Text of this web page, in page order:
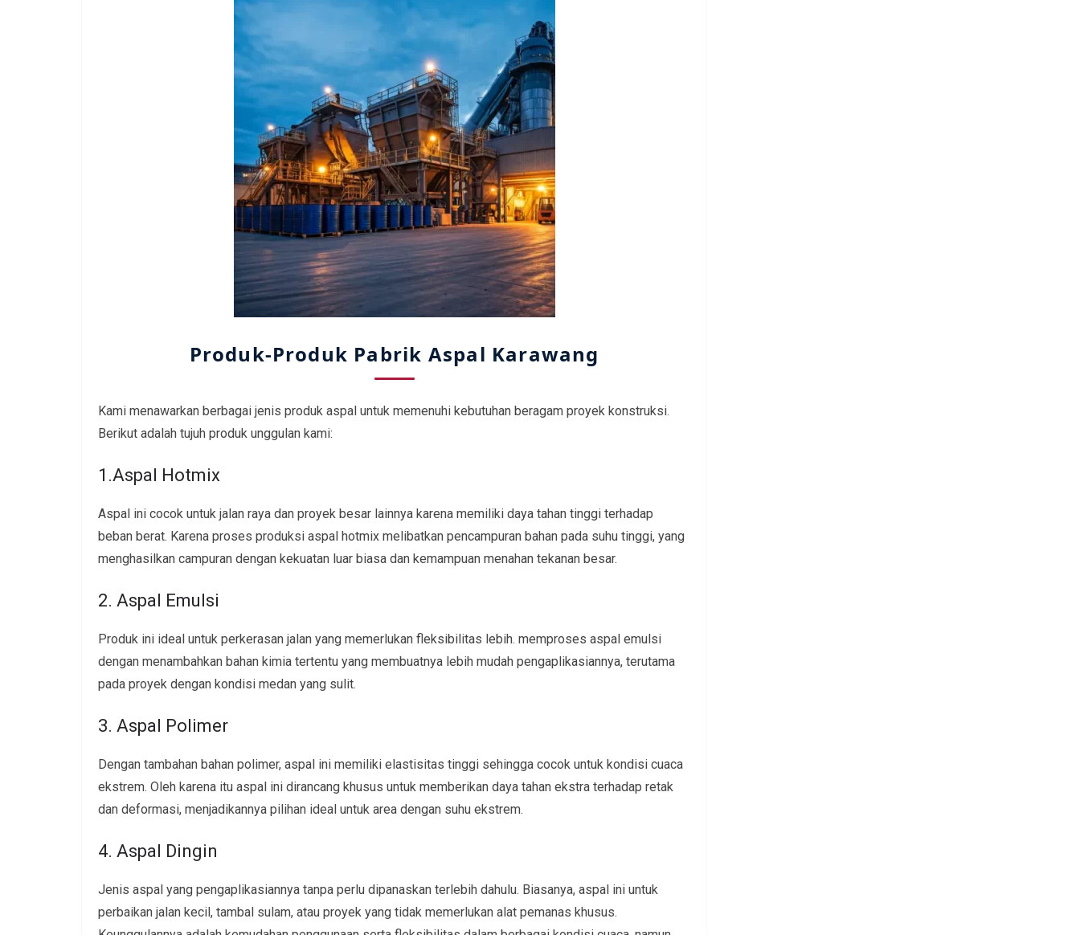
Produk-Produk Pabrik Aspal Karawang
Kami menawarkan berbagai jenis produk aspal untuk memenuhi kebutuhan beragam proyek konstruksi.
Berikut adalah tujuh produk unggulan kami:
1.Aspal Hotmix
Aspal ini cocok untuk jalan raya dan proyek besar lainnya karena memiliki daya tahan tinggi terhadap
beban berat. Karena proses produksi aspal hotmix melibatkan pencampuran bahan pada suhu tinggi, yang
menghasilkan campuran dengan kekuatan luar biasa dan kemampuan menahan tekanan besar.
2. Aspal Emulsi
Produk ini ideal untuk perkerasan jalan yang memerlukan fleksibilitas lebih. memproses aspal emulsi
dengan menambahkan bahan kimia tertentu yang membuatnya lebih mudah pengaplikasiannya, terutama
pada proyek dengan kondisi medan yang sulit.
3. Aspal Polimer
Dengan tambahan bahan polimer, aspal ini memiliki elastisitas tinggi sehingga cocok untuk kondisi cuaca
ekstrem. Oleh karena itu aspal ini dirancang khusus untuk memberikan daya tahan ekstra terhadap retak
dan deformasi, menjadikannya pilihan ideal untuk area dengan suhu ekstrem.
4. Aspal Dingin
Jenis aspal yang pengaplikasiannya tanpa perlu dipanaskan terlebih dahulu. Biasanya, aspal ini untuk
perbaikan jalan kecil, tambal sulam, atau proyek yang tidak memerlukan alat pemanas khusus.